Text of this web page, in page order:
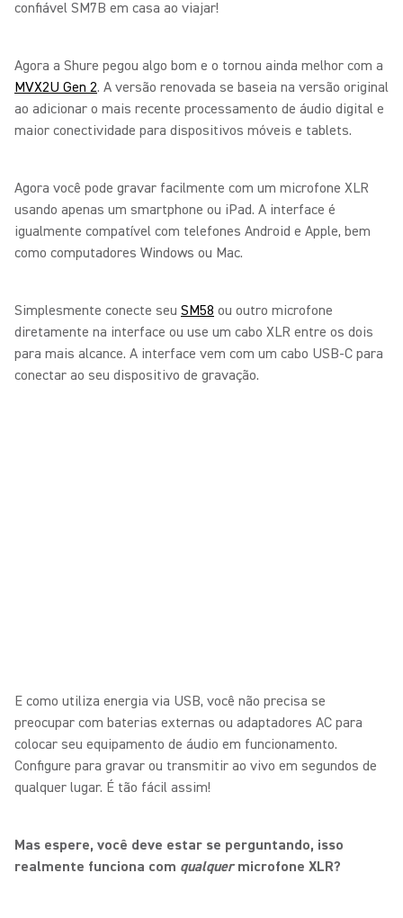
confiável SM7B em casa ao viajar!
Agora a Shure pegou algo bom e o tornou ainda melhor com a
MVX2U Gen 2. A versão renovada se baseia na versão original
ao adicionar o mais recente processamento de áudio digital e
maior conectividade para dispositivos móveis e tablets.
Agora você pode gravar facilmente com um microfone XLR
usando apenas um smartphone ou iPad. A interface é
igualmente compatível com telefones Android e Apple, bem
como computadores Windows ou Mac.
Simplesmente conecte seu SM58 ou outro microfone
diretamente na interface ou use um cabo XLR entre os dois
para mais alcance. A interface vem com um cabo USB-C para
conectar ao seu dispositivo de gravação.
E como utiliza energia via USB, você não precisa se
preocupar com baterias externas ou adaptadores AC para
colocar seu equipamento de áudio em funcionamento.
Configure para gravar ou transmitir ao vivo em segundos de
qualquer lugar. É tão fácil assim!
Mas espere, você deve estar se perguntando, isso
realmente funciona com qualquermicrofone XLR?